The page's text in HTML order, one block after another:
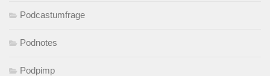
Podcastumfrage
Podnotes
Podpimp